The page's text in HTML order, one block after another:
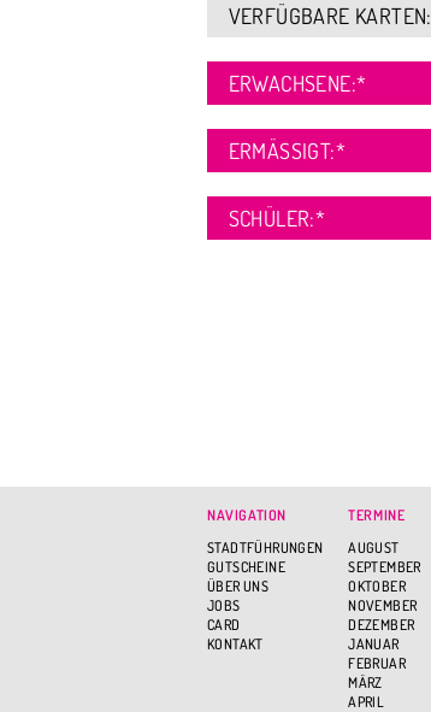
VERFÜGBARE KARTEN:
ERWACHSENE:*
ERMÄSSIGT: *
SCHÜLER:*
NAVIGATION
STADTFÜHRUNGEN
GUTSCHEINE
ÜBER UNS
JOBS
CARD
KONTAKT
TERMINE
AUGUST
SEPTEMBER
OKTOBER
NOVEMBER
DEZEMBER
JANUAR
FEBRUAR
MÄRZ
APRIL